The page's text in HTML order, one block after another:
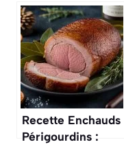
: un Délice
Feuilleté
Traditionnel
Recette Enchauds
Périgourdins :